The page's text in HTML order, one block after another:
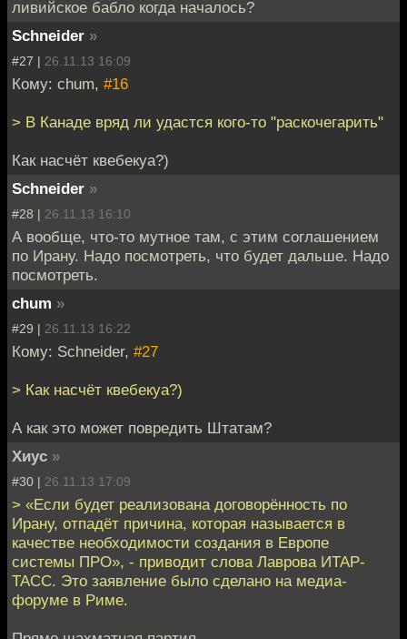
ливийское бабло когда началось?
Schneider »
#27 | 26.11.13 16:09
Кому: chum, #16
> В Канаде вряд ли удастся кого-то "раскочегарить"
Как насчёт квебекуа?)
Schneider »
#28 | 26.11.13 16:10
А вообще, что-то мутное там, с этим соглашением
по Ирану. Надо посмотреть, что будет дальше. Надо
посмотреть.
chum »
#29 | 26.11.13 16:22
Кому: Schneider, #27
> Как насчёт квебекуа?)
А как это может повредить Штатам?
Хиус »
#30 | 26.11.13 17:09
> «Если будет реализована договорённость по
Ирану, отпадёт причина, которая называется в
качестве необходимости создания в Европе
системы ПРО», - приводит слова Лаврова ИТАР-
ТАСС. Это заявление было сделано на медиа-
форуме в Риме.